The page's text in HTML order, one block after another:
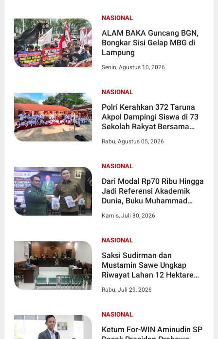
NASIONAL
ALAM BAKA Guncang BGN,
Bongkar Sisi Gelap MBG di
Lampung
Senin, Agustus 10, 2026
NASIONAL
Polri Kerahkan 372 Taruna
Akpol Dampingi Siswa di 73
Sekolah Rakyat Bersama
Rabu, Agustus 05, 2026
NASIONAL
Dari Modal Rp70 Ribu Hingga
Jadi Referensi Akademik
Dunia, Buku Muhammad
di UI
Kamis, Juli 30, 2026
NASIONAL
Saksi Sudirman dan
Mustamin Sawe Ungkap
Riwayat Lahan 12 Hektare
Pangkalan Balai
Rabu, Juli 29, 2026
NASIONAL
Ketum For-WIN Aminudin SP